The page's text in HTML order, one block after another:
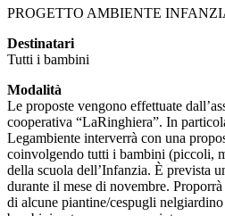
PROGETTO AMBIENTE
Destinatari
Tutti i bambini
Modalità
Le proposte vengono effettuate
cooperativa “LaRinghiera”. In
Legambiente interverrà con una
coinvolgendo tutti i bambini (piccoli,
della scuola dell’Infanzia. È prevista
durante il mese di novembre.
di alcune piantine/cespugli